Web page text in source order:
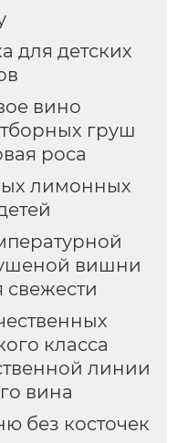
для детских
вино
груш
роса
лимонных
вишни
свежести
класса
линии
вина
без косточек